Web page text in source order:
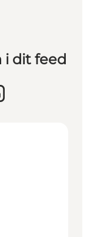
i dit feed